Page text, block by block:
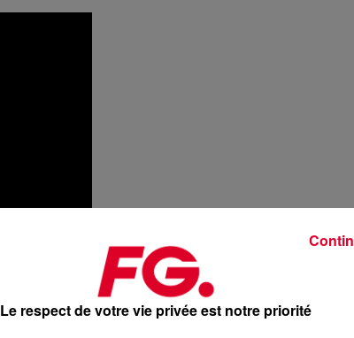
Le respect de votre vie privée est notre priorité